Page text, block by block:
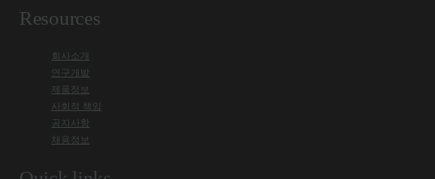
Resources
회사소개
연구개발
제품정보
사회적 책임
공지사항
채용정보